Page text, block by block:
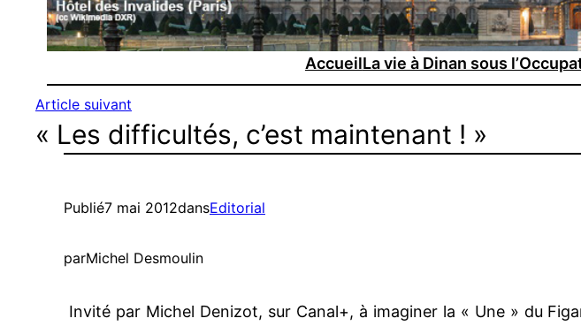
AccueilLa vie à Dinan sous
Article suivant
« Les difficultés, c’est maintenant ! »
Publié7 mai 2012dansEditorial
parMichel Desmoulin
Invité par Michel Denizot, sur Canal+, à imaginer la « Une » du